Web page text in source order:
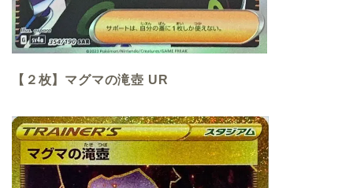
【２枚】マグマの滝壺 UR